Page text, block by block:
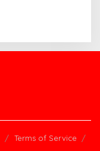
Terms of Service